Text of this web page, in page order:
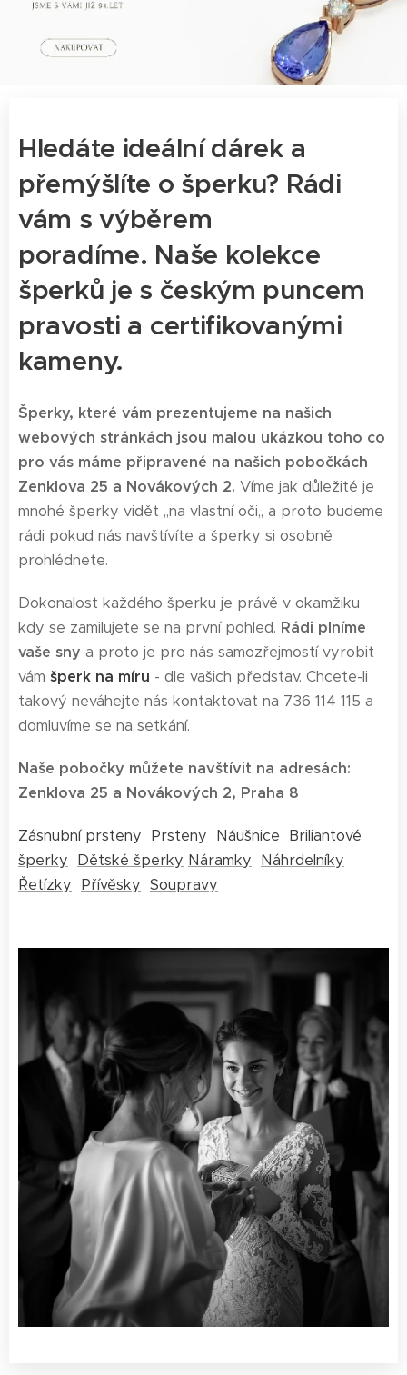
Hledáte ideální dárek a
přemýšlíte o šperku? Rádi
vám s výběrem
poradíme. Naše kolekce
šperků je s českým puncem
pravosti a certifikovanými
kameny.
Šperky, které vám prezentujeme na našich
webových stránkách jsou malou ukázkou toho co
pro vás máme připravené na našich pobočkách
Zenklova 25 a Novákových 2. Víme jak důležité je
mnohé šperky vidět ,,na vlastní oči,, a proto budeme
rádi pokud nás navštívíte a šperky si osobně
prohlédnete.
Dokonalost každého šperku je právě v okamžiku
kdy se zamilujete se na první pohled. Rádi plníme
vaše sny a proto je pro nás samozřejmostí vyrobit
vám šperk na míru - dle vašich představ. Chcete-li
takový neváhejte nás kontaktovat na 736 114 115 a
domluvíme se na setkání.
Naše pobočky můžete navštívit na adresách:
Zenklova 25 a Novákových 2, Praha 8
Zásnubní prsteny Prsteny Náušnice Briliantové
šperky Dětské šperky Náramky Náhrdelníky
Řetízky Přívěsky Soupravy